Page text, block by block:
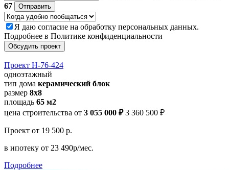
67
Отправить
Я даю согласие на обработку персональных данных.
Подробнее в Политике конфиденциальности
Обсудить проект
Проект Н-76-424
одноэтажный
тип дома керамический блок
размер 8х8
площадь 65 м2
цена строительства от 3 055 000 ₽ 3 360 500 ₽
Проект от 19 500 р.
в ипотеку от 23 490р/мес.
Подробнее